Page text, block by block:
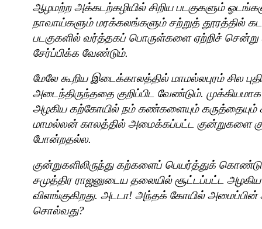
ஆழமற்ற அக்கடற்கழியில் சிறிய படகுகளும்
நாவாய்களும் மரக்கலங்களும் சற்றுத் தூரத்தில்
படகுகளில் வர்த்தகப் பொருள்களை ஏற்றிச்
சேர்ப்பிக்க வேண்டும்.
மேலே கூறிய இடைக்காலத்தில் மாமல்லபுரம் சில
அடைந்திருந்ததை குறிப்பிட வேண்டும்.
அழகிய கற்கோயில் நம் கண்களையும் கருத்தையும்
மாமல்லன் காலத்தில் அமைக்கப்பட்ட குன்றுகளை
போன்றதல்ல.
குன்றுகளிலிருந்து கற்களைப் பெயர்த்துக்
சமுத்திர ராஜனுடைய தலையில் சூட்டப்பட்ட
விளங்குகிறது. அடடா! அந்தக் கோயில்
சொல்வது?